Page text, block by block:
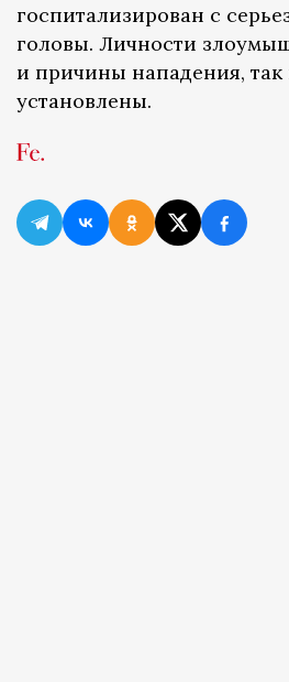
госпитализирован с
головы. Личности
и причины нападения,
установлены.